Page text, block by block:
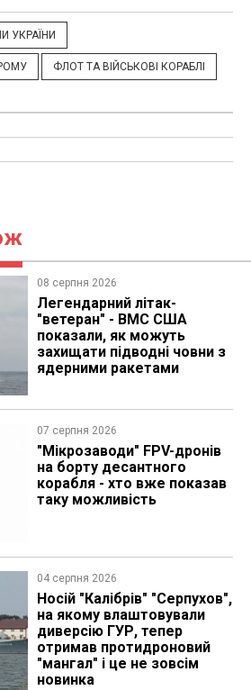
УКРАЇНИ
ФЛОТ ТА ВІЙСЬКОВІ КОРАБЛІ
08 серпня 2026
Легендарний літак-
"ветеран" - ВМС США
показали, як можуть
захищати підводні човни з
ядерними ракетами
07 серпня 2026
"Мікрозаводи" FPV-дронів
на борту десантного
корабля - хто вже показав
таку можливість
04 серпня 2026
Носій "Калібрів" "Серпухов",
на якому влаштовували
диверсію ГУР, тепер
отримав протидроновий
"мангал" і це не зовсім
новинка